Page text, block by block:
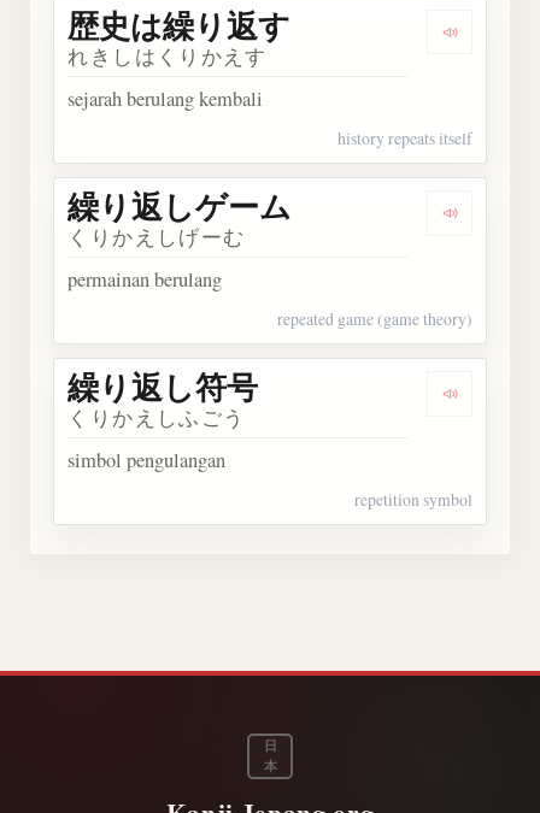
歴史は繰り返す
れきしはくりかえす
sejarah berulang kembali
history repeats itself
繰り返しゲーム
くりかえしげーむ
permainan berulang
repeated game (game theory)
繰り返し符号
くりかえしふごう
simbol pengulangan
repetition symbol
日
本